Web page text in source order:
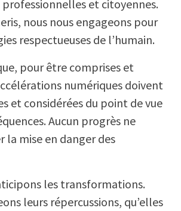
et citoyennes.
nous nous engageons pour
respectueuses de l’humain.
pour être comprises et
numériques doivent
et considérées du point de vue
Aucun progrès ne
la mise en danger des
les transformations.
leurs répercussions, qu’elles